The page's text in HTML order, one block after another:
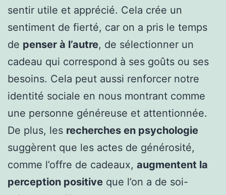
sentir utile et apprécié. Cela crée un
sentiment de fierté, car on a pris le temps
de penser à l’autre, de sélectionner un
cadeau qui correspond à ses goûts ou ses
besoins. Cela peut aussi renforcer notre
identité sociale en nous montrant comme
une personne généreuse et attentionnée.
De plus, les recherches en psychologie
suggèrent que les actes de générosité,
comme l’offre de cadeaux, augmentent la
perception positive que l’on a de soi-